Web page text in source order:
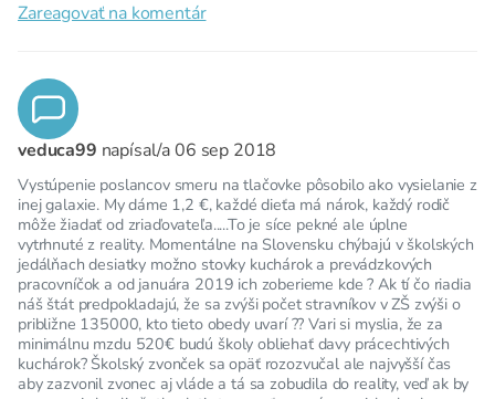
Zareagovať na komentár
veduca99 napísal/a06 sep 2018
Vystúpenie poslancov smeru na tlačovke pôsobilo ako vysielanie z
inej galaxie. My dáme 1,2 €, každé dieťa má nárok, každý rodič
môže žiadať od zriaďovateľa.....To je síce pekné ale úplne
vytrhnuté z reality. Momentálne na Slovensku chýbajú v školských
jedálňach desiatky možno stovky kuchárok a prevádzkových
pracovníčok a od januára 2019 ich zoberieme kde ? Ak tí čo riadia
náš štát predpokladajú, že sa zvýši počet stravníkov v ZŠ zvýši o
približne 135000, kto tieto obedy uvarí ?? Vari si myslia, že za
minimálnu mzdu 520€ budú školy obliehať davy prácechtivých
kuchárok? Školský zvonček sa opäť rozozvučal ale najvyšší čas
aby zazvonil zvonec aj vláde a tá sa zobudila do reality, veď ak by